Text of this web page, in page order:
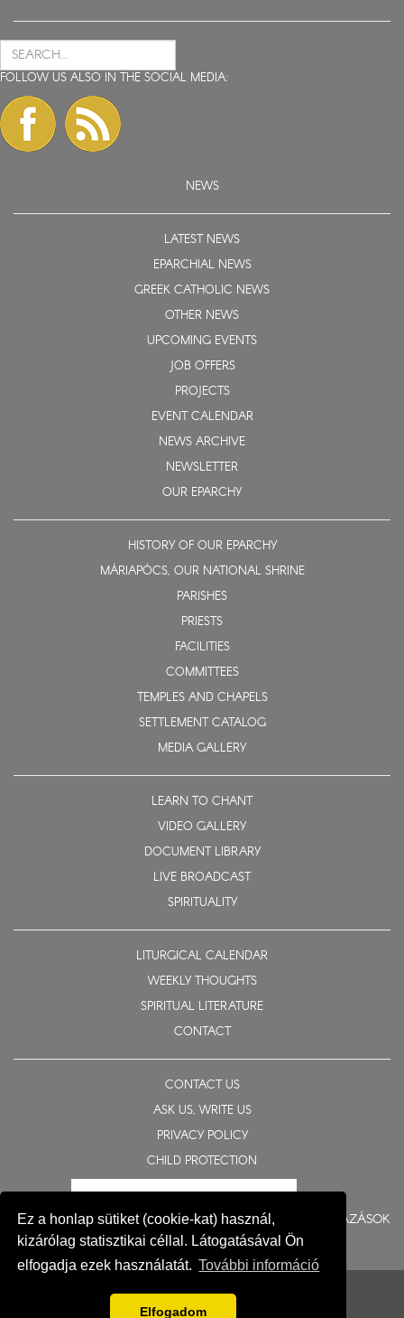
Ez a honlap sütiket (cookie-kat) használ,
kizárólag statisztikai céllal. Látogatásával Ön
elfogadja ezek használatát. További információ
Elfogadom
FOLLOW US ALSO IN THE SOCIAL MEDIA:
NEWS
LATEST NEWS
EPARCHIAL NEWS
GREEK CATHOLIC NEWS
OTHER NEWS
UPCOMING EVENTS
JOB OFFERS
PROJECTS
EVENT CALENDAR
NEWS ARCHIVE
NEWSLETTER
OUR EPARCHY
HISTORY OF OUR EPARCHY
MÁRIAPÓCS, OUR NATIONAL SHRINE
PARISHES
PRIESTS
FACILITIES
COMMITTEES
TEMPLES AND CHAPELS
SETTLEMENT CATALOG
MEDIA GALLERY
LEARN TO CHANT
VIDEO GALLERY
DOCUMENT LIBRARY
LIVE BROADCAST
SPIRITUALITY
LITURGICAL CALENDAR
WEEKLY THOUGHTS
SPIRITUAL LITERATURE
CONTACT
CONTACT US
ASK US, WRITE US
PRIVACY POLICY
CHILD PROTECTION
BERUHÁZÁSOK
Impresszum